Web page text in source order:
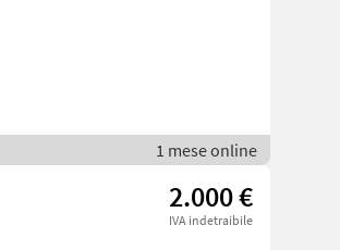
1 mese online
2.000 €
IVA indetraibile